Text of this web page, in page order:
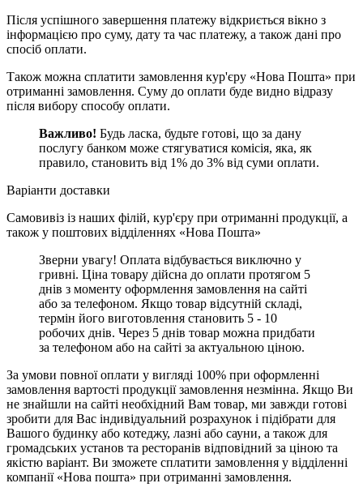
Після успішного завершення платежу відкриється вікно з
інформацією про суму, дату та час платежу, а також дані про
спосіб оплати.
Також можна сплатити замовлення кур'єру «Нова Пошта» при
отриманні замовлення. Суму до оплати буде видно відразу
після вибору способу оплати.
Важливо! Будь ласка, будьте готові, що за дану
послугу банком може стягуватися комісія, яка, як
правило, становить від 1% до 3% від суми оплати.
Варіанти доставки
Самовивіз із наших філій, кур'єру при отриманні продукції, а
також у поштових відділеннях «Нова Пошта‎»
Зверни увагу! Оплата відбувається виключно у
гривні. Ціна товару дійсна до оплати протягом 5
днів з моменту оформлення замовлення на сайті
або за телефоном. Якщо товар відсутній складі,
термін його виготовлення становить 5 - 10
робочих днів. Через 5 днів товар можна придбати
за телефоном або на сайті за актуальною ціною.
За умови повної оплати у вигляді 100% при оформленні
замовлення вартості продукції замовлення незмінна. Якщо Ви
не знайшли на сайті необхідний Вам товар, ми завжди готові
зробити для Вас індивідуальний розрахунок і підібрати для
Вашого будинку або котеджу, лазні або сауни, а також для
громадських установ та ресторанів відповідний за ціною та
якістю варіант. Ви зможете сплатити замовлення у відділенні
компанії «Нова пошта» при отриманні замовлення.